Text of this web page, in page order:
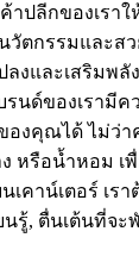
าปลีกของเราใ
นวัตกรรมและส
ลงและเสริมพลั
รนด์ของเรามี
องคุณได้ ไม่ว่
ง หรือน้ำหอม
เคาน์เตอร์ เร
นรู้, ตื่นเต้นที่จ